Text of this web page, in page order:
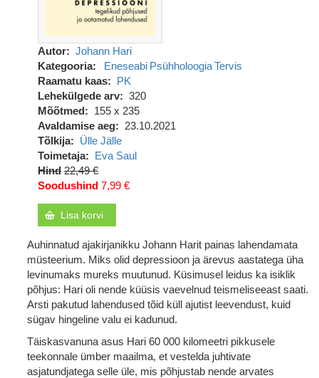
Autor
Johann Hari
Kategooria
Eneseabi Psühholoogia Tervis
Raamatu kaas
PK
Lehekülgede arv
320
Mõõtmed
155 x 235
Avaldamise aeg
23.10.2021
Tõlkija
Ülle Jälle
Toimetaja
Eva Saul
Hind 22,49 €
Soodushind 7,99 €
Lisa korvi
Auhinnatud ajakirjanikku Johann Harit painas lahendamata
müsteerium. Miks olid depressioon ja ärevus aastatega üha
levinumaks mureks muutunud. Küsimusel leidus ka isiklik
põhjus: Hari oli nende küüsis vaevelnud teismeliseeast saati.
Arsti pakutud lahendused tõid küll ajutist leevendust, kuid
sügav hingeline valu ei kadunud.
Täiskasvanuna asus Hari 60 000 kilomeetri pikkusele
teekonnale ümber maailma, et vestelda juhtivate
asjatundjatega selle üle, mis põhjustab nende arvates